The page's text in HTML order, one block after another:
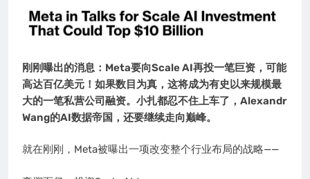
刚刚曝出的消息：Meta要向Scale AI再投一笔巨资，可能
高达百亿美元！如果数目为真，这将成为有史以来规模最
大的一笔私营公司融资。小扎都忍不住上车了，Alexandr
Wang的AI数据帝国，还要继续走向巅峰。
就在刚刚，Meta被曝出一项改变整个行业布局的战略——